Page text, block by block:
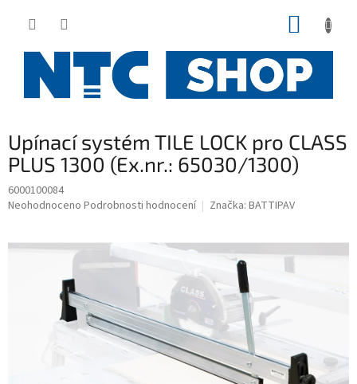
Upínací systém TILE LOCK pro CLASS
PLUS 1300 (Ex.nr.: 65030/1300)
6000100084
Průměrné
je
Neohodnoceno Podrobnosti hodnocení Značka: BATTIPAV